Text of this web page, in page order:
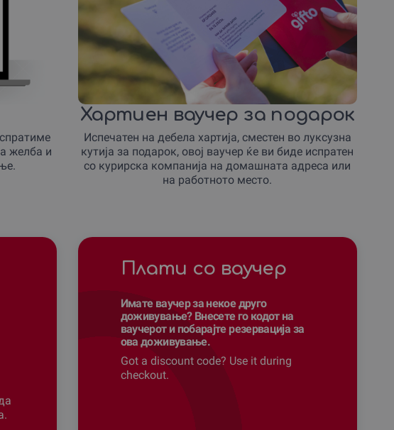
желба и
Хартиен ваучер за подарок
Испечатен на дебела хартија, сместен во луксузна
кутија за подарок, овој ваучер ќе ви биде испратен
со курирска компанија на домашната адреса или
на работното место.
Плати со ваучер
Имате ваучер за некое друго
доживување? Внесете го кодот на
ваучерот и побарајте резервација за
ова доживување.
Got a discount code? Use it during
checkout.